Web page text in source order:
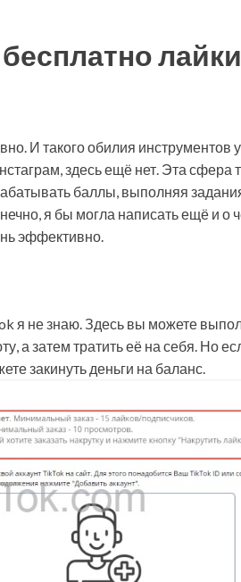
И такого обилия инструментов
здесь ещё нет. Эта сфера
баллы, выполняя
я бы могла написать ещё и о
эффективно.
я не знаю. Здесь вы можете
а затем тратить её на себя. Но
закинуть деньги на баланс.